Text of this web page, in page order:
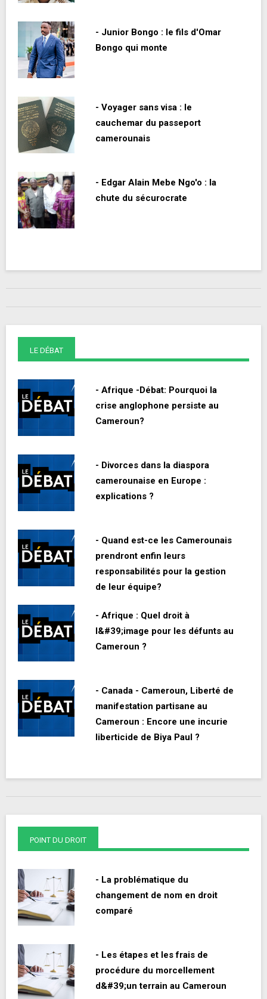
- Junior Bongo : le fils d'Omar
Bongo qui monte
- Voyager sans visa : le
cauchemar du passeport
camerounais
- Edgar Alain Mebe Ngo'o : la
chute du sécurocrate
LE DÉBAT
- Afrique -Débat: Pourquoi la
crise anglophone persiste au
Cameroun?
- Divorces dans la diaspora
camerounaise en Europe :
explications ?
- Quand est-ce les Camerounais
prendront enfin leurs
responsabilités pour la gestion
de leur équipe?
- Afrique : Quel droit à
l&#39;image pour les défunts au
Cameroun ?
- Canada - Cameroun, Liberté de
manifestation partisane au
Cameroun : Encore une incurie
liberticide de Biya Paul ?
POINT DU DROIT
- La problématique du
changement de nom en droit
comparé
- Les étapes et les frais de
procédure du morcellement
d&#39;un terrain au Cameroun